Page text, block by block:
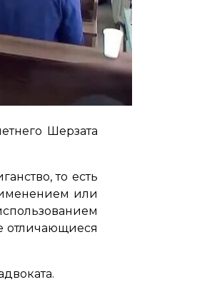
Шерзата
то есть
или
отличающиеся